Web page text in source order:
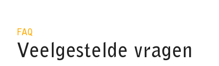
FAQ
Veelgestelde vragen